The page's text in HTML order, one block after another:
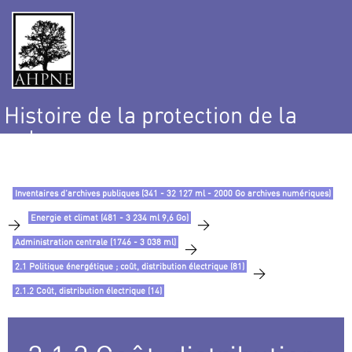
Histoire de la protection de la
nature
Inventaires d’archives publiques (341 - 32 127 ml - 2000 Go archives numériques)
> Energie et climat (481 - 3 234 ml 9,6 Go) >
Administration centrale (1746 - 3 038 ml) >
2.1 Politique énergétique ; coût, distribution électrique (81) >
2.1.2 Coût, distribution électrique (14)